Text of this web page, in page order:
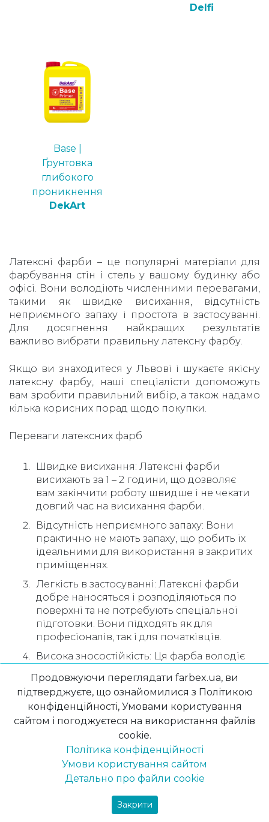
Delfi
Base |
Ґрунтовка
глибокого
проникнення
DekArt
Латексні фарби – це популярні матеріали для
фарбування стін і стель у вашому будинку або
офісі. Вони володіють численними перевагами,
такими як швидке висихання, відсутність
неприємного запаху і простота в застосуванні.
Для досягнення найкращих результатів
важливо вибрати правильну латексну фарбу.
Якщо ви знаходитеся у Львові і шукаєте якісну
латексну фарбу, наші спеціалісти допоможуть
вам зробити правильний вибір, а також надамо
кілька корисних порад щодо покупки.
Переваги латексних фарб
Швидке висихання: Латексні фарби
висихають за 1 – 2 години, що дозволяє
вам закінчити роботу швидше і не чекати
довгий час на висихання фарби.
Відсутність неприємного запаху: Вони
практично не мають запаху, що робить їх
ідеальними для використання в закритих
приміщеннях.
Легкість в застосуванні: Латексні фарби
добре наносяться і розподіляються по
поверхні та не потребують спеціальної
підготовки. Вони підходять як для
професіоналів, так і для початківців.
Висока зносостійкість: Ця фарба володіє
інтенсивного миття, що дозволяє
ефективно видаляти бруд зі стін. Ви
можете бути впевнені, що ваші стіни
залишаться красивими та стійкими
протягом тривалого часу.
Широкий вибір кольорів: Латексну фарбу
можна заколочувати в безлічі кольорів і
відтінків за каталогом NCS або RAL. Ви
зможете знайти точно той колір, який вам
потрібен, для створення бажаного
Продовжуючи переглядати farbex.ua, ви
підтверджуєте, що ознайомилися з Політикою
конфіденційності, Умовами користування
сайтом і погоджуєтеся на використання файлів
cookie.
Політика конфіденційності
Умови користування сайтом
Детально про файли cookie
Закрити